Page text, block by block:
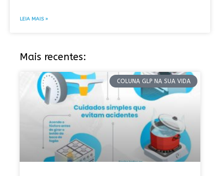
LEIA MAIS »
Mais recentes:
COLUNA GLP NA SUA VIDA